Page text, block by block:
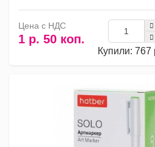
Цена с НДС
1 р. 50 коп.
Купили: 767